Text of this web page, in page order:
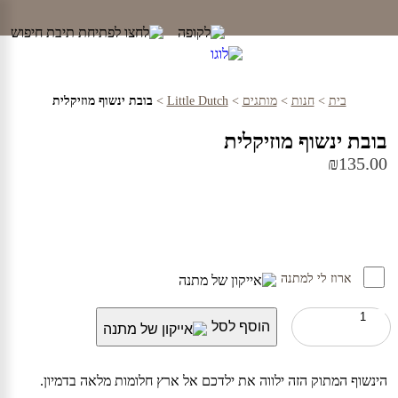
content
בית >חנות >מותגים >
Little Dutch
>בובת ינשוף מוזיקלית
בובת ינשוף מוזיקלית
₪135.00
ארוז לי למתנה
כמות
בובת
מוזיקלית
הוסף לסל
הינשוף המתוק הזה ילווה את ילדכם אל ארץ חלומות מלאה בדמיון.